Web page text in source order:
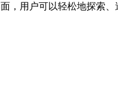
，用户可以轻松地探索